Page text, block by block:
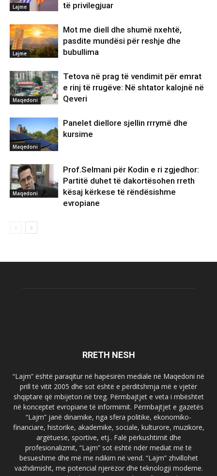
Lajme
të privilegjuar
Lajme
Mot me diell dhe shumë nxehtë,
pasdite mundësi për reshje dhe
bubullima
Maqedoni
Tetova në prag të vendimit për emrat
e rinj të rrugëve: Në shtator kalojnë në
Qeveri
Maqedoni
Panelet diellore sjellin rrrymë dhe
kursime
Maqedoni
Prof.Selmani për Kodin e ri zgjedhor:
Partitë duhet të dakortësohen rreth
kësaj kërkese të rëndësishme
evropiane
RRETH NESH
“Lajm” është paraqitur në hapësirën mediale në Maqedoni në
prill të vitit 2005 dhe sot është e përditshmja më e vjetër
shqiptare që mbijeton në treg. Përmbajtjet e veta i mbështet
në konceptet evropiane të informimit. Përmbajtjet e gazetës
“Lajm” janë dinamike, nga sfera politike, ekonomiko-
financiare, historike, akademike, sociale, kulturore, muzikore,
argëtuese, sportive, etj.. Falë përkushtimit dhe
profesionalizmit, “Lajm” sot është ndër mediat më të
besueshme dhe më me ndikim në vend. “Lajm” zhvillohet
vazhdimisht, me potencial njerëzor dhe teknologji moderne.